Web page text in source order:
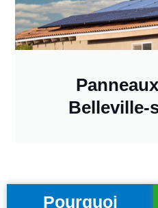
Belleville-
Pourquoi